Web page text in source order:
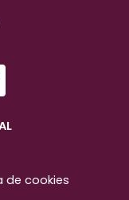
de cookies